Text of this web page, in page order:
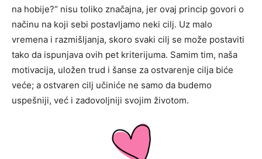
na hobije?“ nisu toliko značajna, jer ovaj princip govori o
načinu na koji sebi postavljamo neki cilj. Uz malo
vremena i razmišljanja, skoro svaki cilj se može postaviti
tako da ispunjava ovih pet kriterijuma. Samim tim, naša
motivacija, uložen trud i šanse za ostvarenje cilja biće
veće; a ostvaren cilj učiniće ne samo da budemo
uspešniji, već i zadovoljniji svojim životom.